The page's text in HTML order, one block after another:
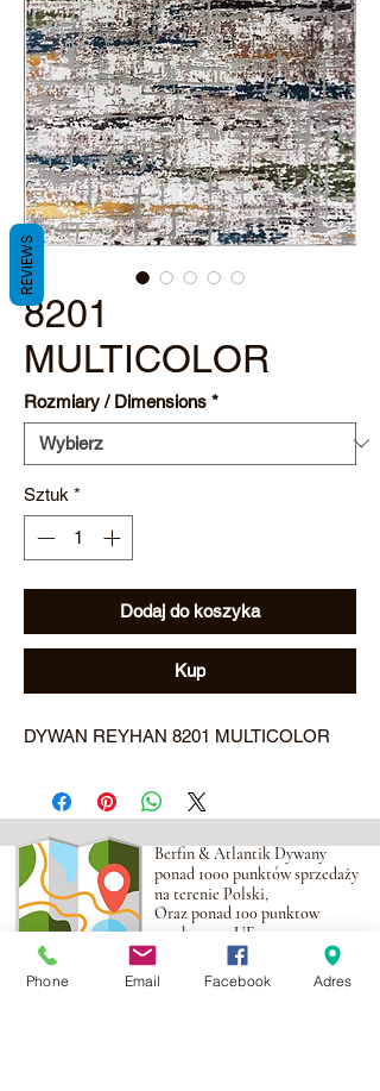
8201
MULTICOLOR
Rozmiary / Dimensions *
Sztuk *
Dodaj do koszyka
Kup
DYWAN REYHAN 8201 MULTICOLOR
Berfin & Atlantik Dywany
ponad 1000 punktów sprzedaży
na terenie Polski,
Oraz ponad 100 punktow
na obszarze UE
Phone Email Facebook Adres
REVIEWS